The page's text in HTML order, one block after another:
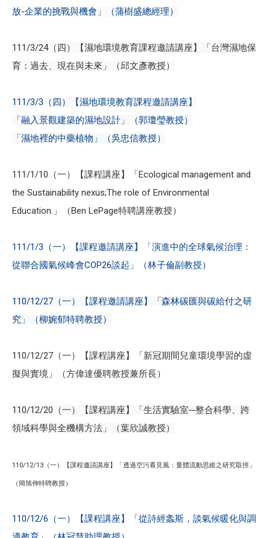
放-企業的挑戰與機會」（蒲樹盛總經理）
111/3/24（四）【濕地環境教育課程邀請講座】「台灣濕地保
育：過去、現在與未來」（邱文彥教授）
111/3/3（四）【濕地環境教育課程邀請講座】
「融入景觀建築的濕地設計」（郭瓊瑩教授）
「濕地裡的中藥植物」（吳忠信教授）
111/1/10（一）【課程講座】「Ecological management and
the Sustainability nexus;The role of Environmental
Education.」（Ben LePage特聘講座教授）
111/1/3（一）【課程邀請講座】「演進中的全球氣候治理：
從聯合國氣候峰會COP26談起」（林子倫副教授）
110/12/27（一）【課程邀請講座】「森林碳匯與碳給付之研
究」（柳婉郁特聘教授）
110/12/27（一）【課程講座】「新冠期間兒童環境學習的虛
擬與實境」（方偉達優聘教授兼所長）
110/12/20（一）【課程講座】「生活實驗室─整合科學、跨
領域科學與全機構方法」（葉欣誠教授）
110/12/13（一）【課程邀請講座】「透過空污看見風：量體流動思維之研究取徑」
（簡旭伸特聘教授）
110/12/6（一）【課程講座】「從詩經螽斯，談氣候暖化與調